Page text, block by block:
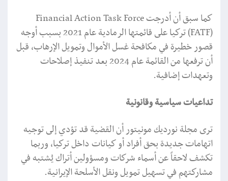
كما سبق أن أدرجت Financial Action Task Force
(FATF) تركيا على قائمتها الرمادية عام 2021 بسبب أوجه
قصور خطيرة في مكافحة غسل الأموال وتمويل الإرهاب، قبل
أن ترفعها من القائمة عام 2024 بعد تنفيذ إصلاحات
وتعهدات إضافية.
تداعيات سياسية وقانونية
ترى مجلة نورديك مونيتور أن القضية قد تؤدي إلى توجيه
اتهامات جديدة بحق أفراد أو كيانات داخل تركيا، وربما
تكشف لاحقاً عن أسماء شركات ومسؤولين أتراك يُشتبه في
مشاركتهم في تسهيل تمويل ونقل الأسلحة الإيرانية.